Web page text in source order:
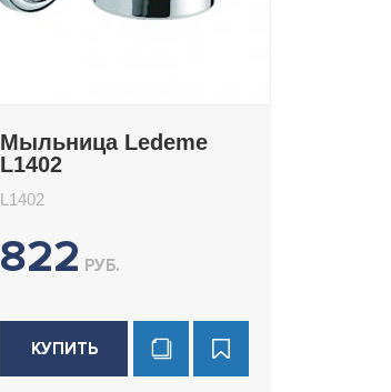
Мыльница Ledeme
L1402
L1402
822 РУБ.
КУПИТЬ